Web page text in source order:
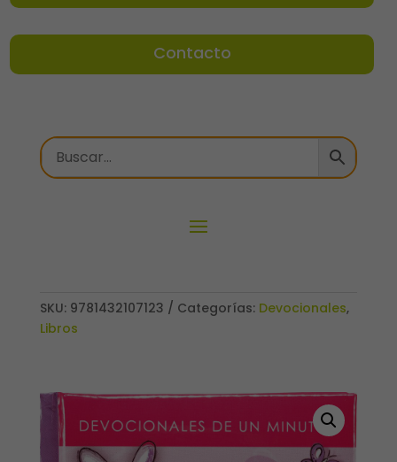
Contacto
SKU: 9781432107123 Categorías: Devocionales,
Libros